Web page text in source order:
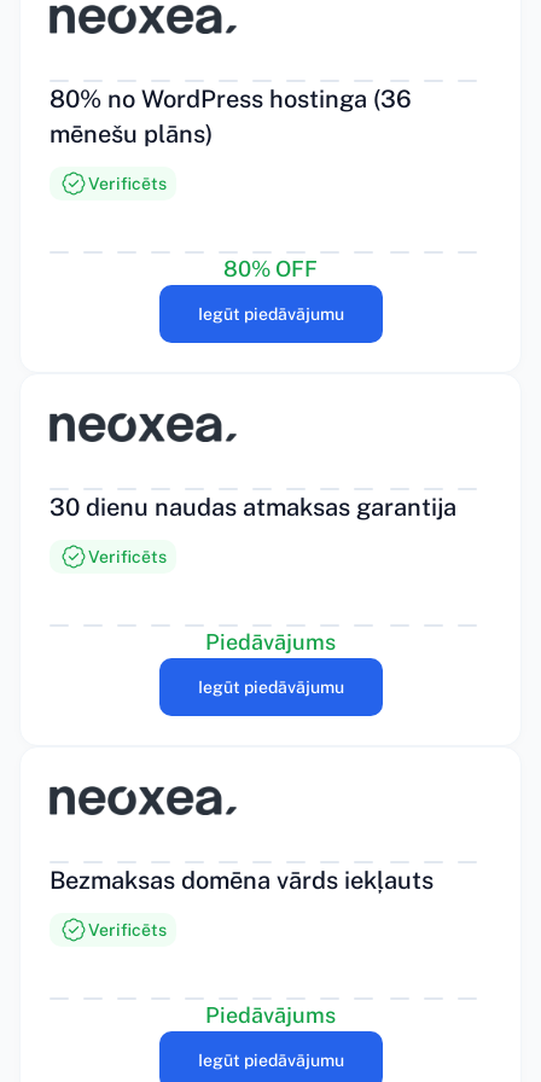
80% no WordPress hostinga (36
mēnešu plāns)
Verificēts
80% OFF
Iegūt piedāvājumu
30 dienu naudas atmaksas garantija
Verificēts
Piedāvājums
Iegūt piedāvājumu
Bezmaksas domēna vārds iekļauts
Verificēts
Piedāvājums
Iegūt piedāvājumu